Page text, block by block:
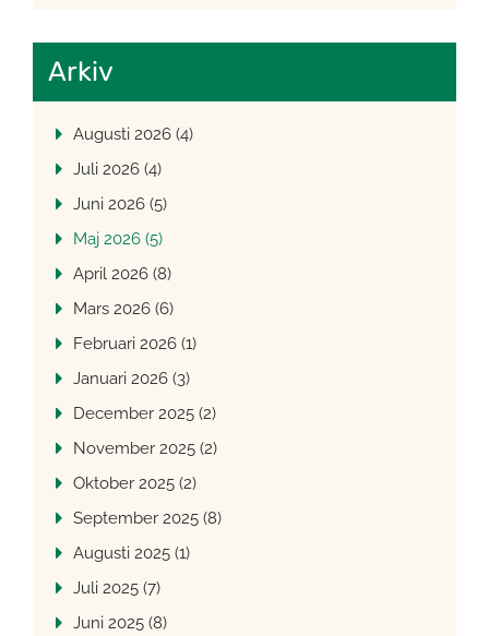
Arkiv
Augusti 2026 (4)
Juli 2026 (4)
Juni 2026 (5)
Maj 2026 (5)
April 2026 (8)
Mars 2026 (6)
Februari 2026 (1)
Januari 2026 (3)
December 2025 (2)
November 2025 (2)
Oktober 2025 (2)
September 2025 (8)
Augusti 2025 (1)
Juli 2025 (7)
Juni 2025 (8)